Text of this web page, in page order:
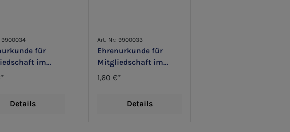
9900034
für
im
Details
Art.-Nr.: 9900033
Ehrenurkunde für
Mitgliedschaft im
Kirchenchor
1,60 €*
Details